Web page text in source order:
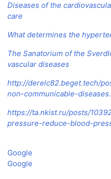
Diseases of the
care
What determines the
The Sanatorium of the
vascular diseases
http://derelc82.beget.tech/
non-communicable-
https://ta.nkist.ru/posts/
pressure-reduce-blood-
Google
Google